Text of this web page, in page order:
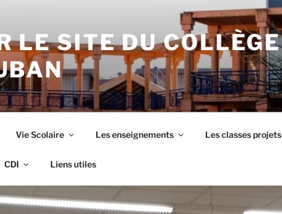
LE SITE DU COLLÈGE
Vie Scolaire Les enseignements Les classes projets
CDI Liens utiles